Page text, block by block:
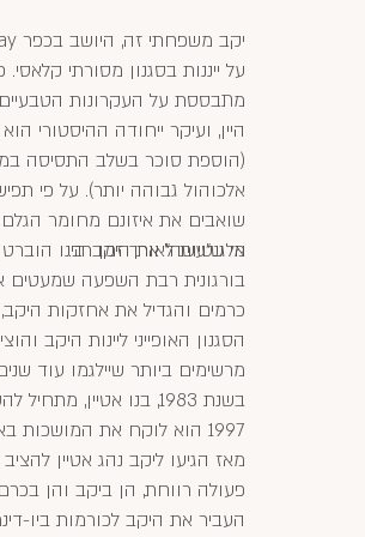
על ייננות בסגנון מסורתי קלאסי.
מתבססת על העקרונות
היין, ועיקר ייחודה ההיסטורי
(הוספת סוכר בשלב התסיסה
אלכוהול גבוהה יותר). על פי
שואבים את איזונם מחומר הגלם
אלגנטיות לאורך זמן רב.
מי ש"עשה" את היקב הינו
בורגונית רבת השפעה שמעטים
כרמים והגדיל את אחזקות
הסגנון האופייני ליינות היקב
מרשימים ביותר שיילגמו עוד
בשנת 1983, בנו אטיין,
1997 הוא לוקח את המושכות באופן מלא.
מאז הגיעו ליקב נהג אטיין
פעולה רווחת, הן ביקב והן
העביר את היקב לכורמות ביו-